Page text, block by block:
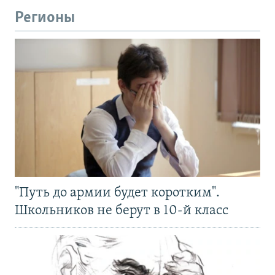
Регионы
"Путь до армии будет коротким".
Школьников не берут в 10-й класс